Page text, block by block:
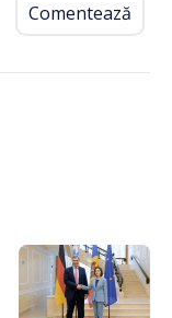
Comentează